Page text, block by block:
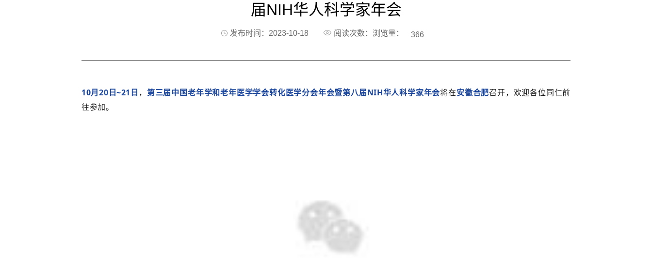
届NIH华人科学家年会
发布时间：2023-10-18 阅读次数：浏览量： 366
10月20日~21日 ， 第三届中国老年学和老年医学学会转化医学分会年会暨第八届NIH华人科学家年会将在安徽合肥召开，欢迎各位同仁前
往参加。